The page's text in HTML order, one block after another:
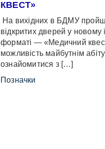
КВЕСТ»
На вихідних в БДМУ
відкритих дверей у новому
форматі — «Медичний
можливість майбутнім
ознайомитися з […]
Позначки